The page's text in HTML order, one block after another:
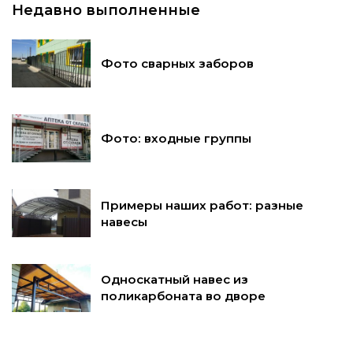
Недавно выполненные
Фото сварных заборов
Фото: входные группы
Примеры наших работ: разные
навесы
Односкатный навес из
поликарбоната во дворе